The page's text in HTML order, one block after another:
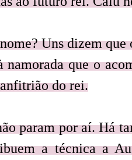
Uns dizem
namorada que o
do rei.
param por aí. Há
a técnica a